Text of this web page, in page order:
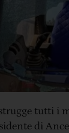
tutti i
di